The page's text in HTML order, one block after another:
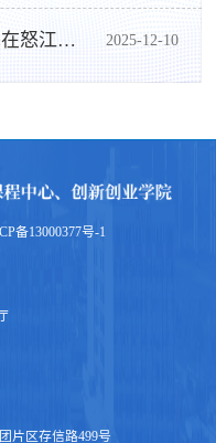
节中荣获佳绩 2025-12-10
备13000377号-1
片区存信路499号